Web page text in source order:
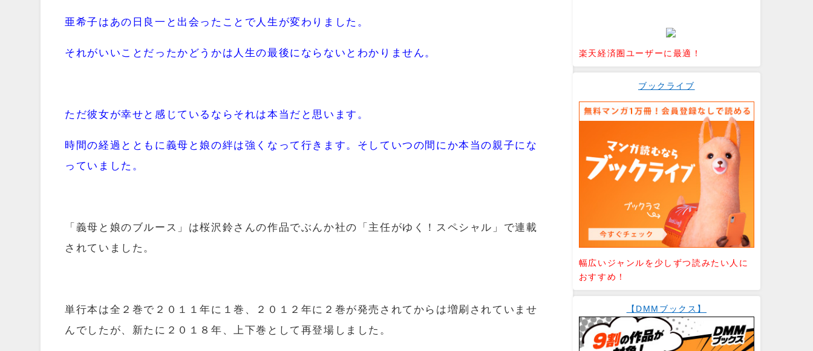
亜希子はあの日良一と出会ったことで人生が変わりました。
それがいいことだったかどうかは人生の最後にならないとわかりません。
ただ彼女が幸せと感じているならそれは本当だと思います。
時間の経過とともに義母と娘の絆は強くなって行きます。そしていつの間にか本当の親子にな
っていました。
「義母と娘のブルース」は桜沢鈴さんの作品でぶんか社の「主任がゆく！スペシャル」で連載
されていました。
単行本は全２巻で２０１１年に１巻、２０１２年に２巻が発売されてからは増刷されていませ
んでしたが、新たに２０１８年、上下巻として再登場しました。
楽天経済圏ユーザーに最適！
ブックライブ
幅広いジャンルを少しずつ読みたい人に
おすすめ！
【DMMブックス】